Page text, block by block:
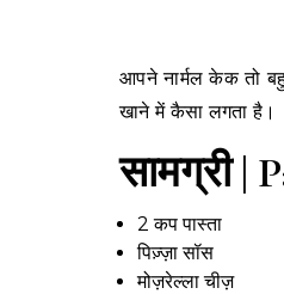
आपने नार्मल केक तो
खाने में कैसा लगता है।
सामग्री |
2 कप पास्ता
पिज़्ज़ा सॉस
मोज़रेल्ला चीज़